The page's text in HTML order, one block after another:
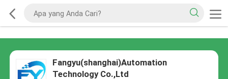
Fangyu(shanghai)Automation
Technology Co.,Ltd